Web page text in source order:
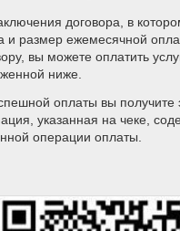
договора, в
и размер ежемесячной
вы можете оплатить
ниже.
оплаты вы получите
указанная на чеке,
операции оплаты.